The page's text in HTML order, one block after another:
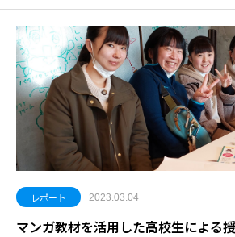
レポート 2023.03.04
マンガ教材を活用した高校生による